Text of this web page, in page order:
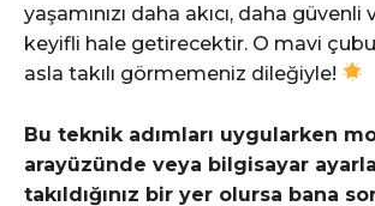
yaşamınızı daha akıcı, daha
keyifli hale getirecektir. O mavi
asla takılı görmemeniz dileğiyle!
Bu teknik adımları uygularken
arayüzünde veya bilgisayar
takıldığınız bir yer olursa bana